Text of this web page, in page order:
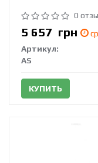
0
5 657 грн
Артикул:
AS
КУПИТЬ